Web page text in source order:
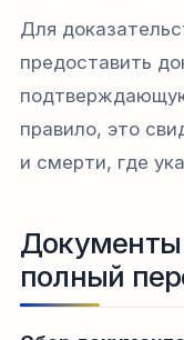
Для
предоставить
правило, это
и смерти, где
Документы
полный